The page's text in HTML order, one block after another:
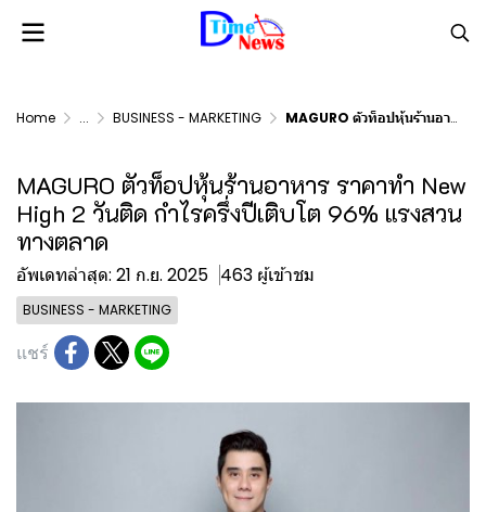
Home ... BUSINESS - MARKETING MAGURO ตัวท็อปหุ้นร้านอาหาร ราคาทำ New High 2 วันติด กำไรครึ่งปีเติบโต 96% แรงสวนทางตลาด
MAGURO ตัวท็อปหุ้นร้านอาหาร ราคาทำ New
High 2 วันติด กำไรครึ่งปีเติบโต 96% แรงสวน
ทางตลาด
อัพเดทล่าสุด: 21 ก.ย. 2025 463 ผู้เข้าชม
BUSINESS - MARKETING
แชร์